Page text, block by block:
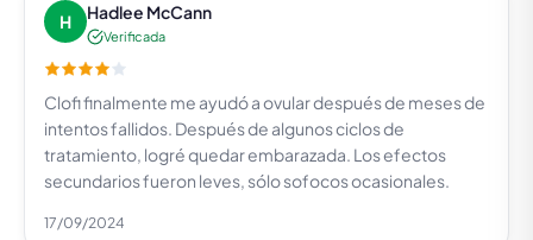
H Hadlee McCann
Verificada
Clofi finalmente me ayudó a ovular después de meses de
intentos fallidos. Después de algunos ciclos de
tratamiento, logré quedar embarazada. Los efectos
secundarios fueron leves, sólo sofocos ocasionales.
17/09/2024